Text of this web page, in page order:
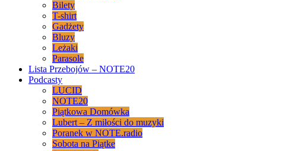
Bilety
T-shirt
Gadżety
Bluzy
Leżaki
Parasole
Lista Przebojów – NOTE20
Podcasty
LUCID
NOTE20
Piątkowa Domówka
Lubert – Z miłości do muzyki
Poranek w NOTE.radio
Sobota na Piątke